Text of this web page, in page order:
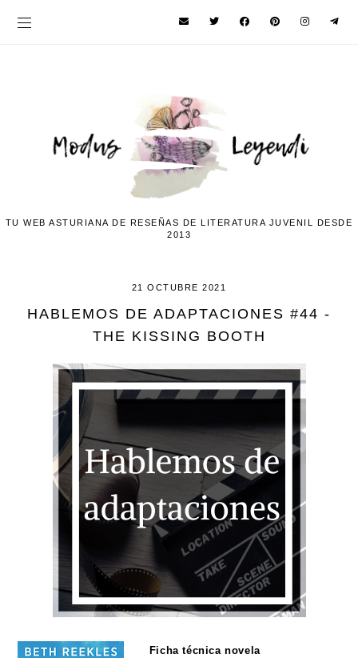
TU WEB ASTURIANA DE RESEÑAS DE LITERATURA JUVENIL DESDE
2013
21 OCTUBRE 2021
HABLEMOS DE ADAPTACIONES #44 -
THE KISSING BOOTH
Ficha técnica novela